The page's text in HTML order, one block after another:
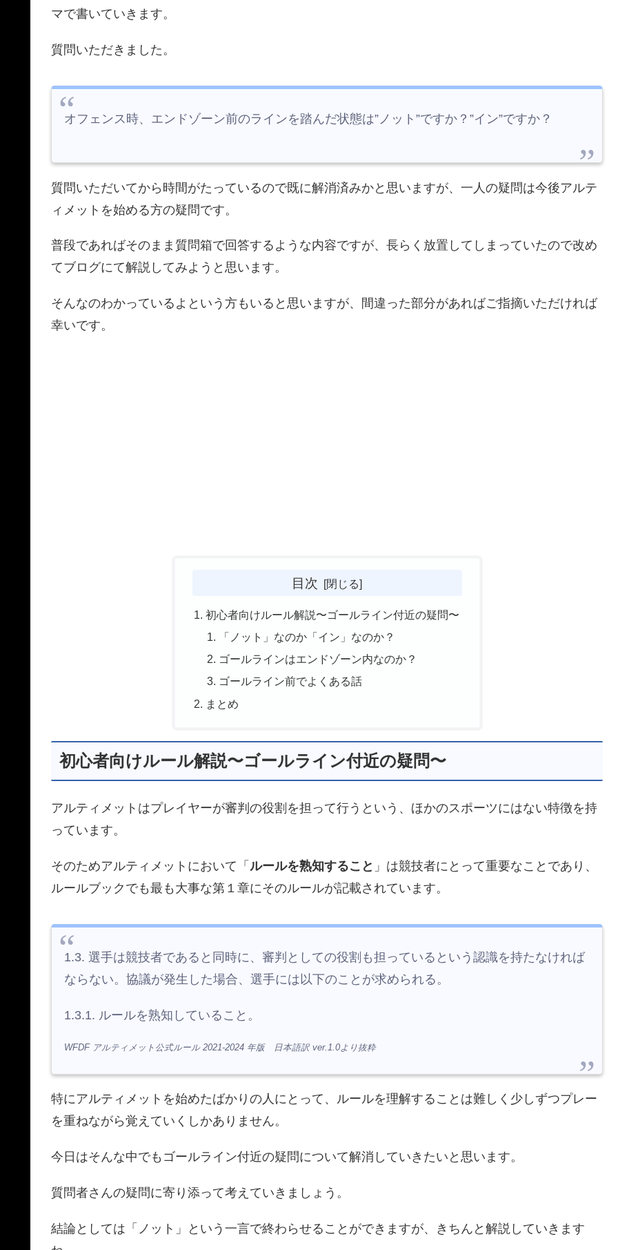
マで書いていきます。
質問いただきました。
オフェンス時、エンドゾーン前のラインを踏んだ状態は”ノット”ですか？”イン”ですか？
質問いただいてから時間がたっているので既に解消済みかと思いますが、一人の疑問は今後アルテ
ィメットを始める方の疑問です。
普段であればそのまま質問箱で回答するような内容ですが、長らく放置してしまっていたので改め
てブログにて解説してみようと思います。
そんなのわかっているよという方もいると思いますが、間違った部分があればご指摘いただければ
幸いです。
目次
初心者向けルール解説〜ゴールライン付近の疑問〜
「ノット」なのか「イン」なのか？
ゴールラインはエンドゾーン内なのか？
ゴールライン前でよくある話
まとめ
初心者向けルール解説〜ゴールライン付近の疑問〜
アルティメットはプレイヤーが審判の役割を担って行うという、ほかのスポーツにはない特徴を持
っています。
そのためアルティメットにおいて「 ルールを熟知すること 」は競技者にとって重要なことであり、
ルールブックでも最も大事な第１章にそのルールが記載されています。
1.3. 選手は競技者であると同時に、審判としての役割も担っているという認識を持たなければ
ならない。協議が発生した場合、選手には以下のことが求められる。
1.3.1. ルールを熟知していること。
WFDF アルティメット公式ルール 2021-2024 年版 日本語訳 ver.1.0より抜粋
特にアルティメットを始めたばかりの人にとって、ルールを理解することは難しく少しずつプレー
を重ねながら覚えていくしかありません。
今日はそんな中でもゴールライン付近の疑問について解消していきたいと思います。
質問者さんの疑問に寄り添って考えていきましょう。
結論としては「ノット」という一言で終わらせることができますが、きちんと解説していきます